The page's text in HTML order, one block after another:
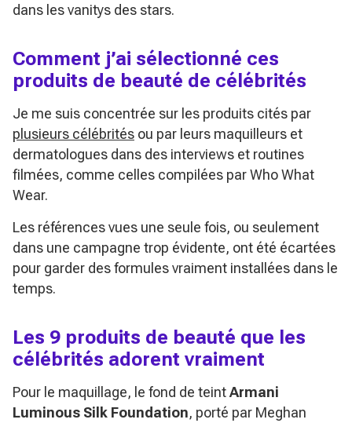
dans les vanitys des stars.
Comment j’ai sélectionné ces
produits de beauté de célébrités
Je me suis concentrée sur les produits cités par
plusieurs célébrités ou par leurs maquilleurs et
dermatologues dans des interviews et routines
filmées, comme celles compilées par Who What
Wear.
Les références vues une seule fois, ou seulement
dans une campagne trop évidente, ont été écartées
pour garder des formules vraiment installées dans le
temps.
Les 9 produits de beauté que les
célébrités adorent vraiment
Pour le maquillage, le fond de teintArmani
Luminous Silk Foundation, porté par Meghan